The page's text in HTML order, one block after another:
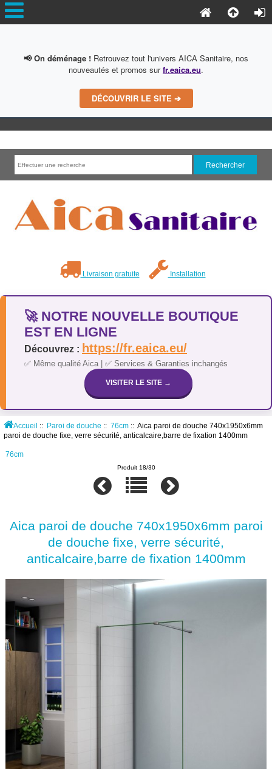
📢 On déménage ! Retrouvez tout l'univers AICA Sanitaire, nos
nouveautés et promos surfr.eaica.eu.
DÉCOUVRIR LE SITE ➔
Livraison gratuite Installation
🚀 NOTRE NOUVELLE BOUTIQUE
EST EN LIGNE
Découvrez : https://fr.eaica.eu/
✅ Même qualité Aica | ✅ Services & Garanties inchangés
VISITER LE SITE →
Accueil :: Paroi de douche :: 76cm:: Aica paroi de douche 740x1950x6mm
paroi de douche fixe, verre sécurité, anticalcaire,barre de fixation 1400mm
76cm
Produit 18/30
Aica paroi de douche 740x1950x6mm paroi
de douche fixe, verre sécurité,
anticalcaire,barre de fixation 1400mm